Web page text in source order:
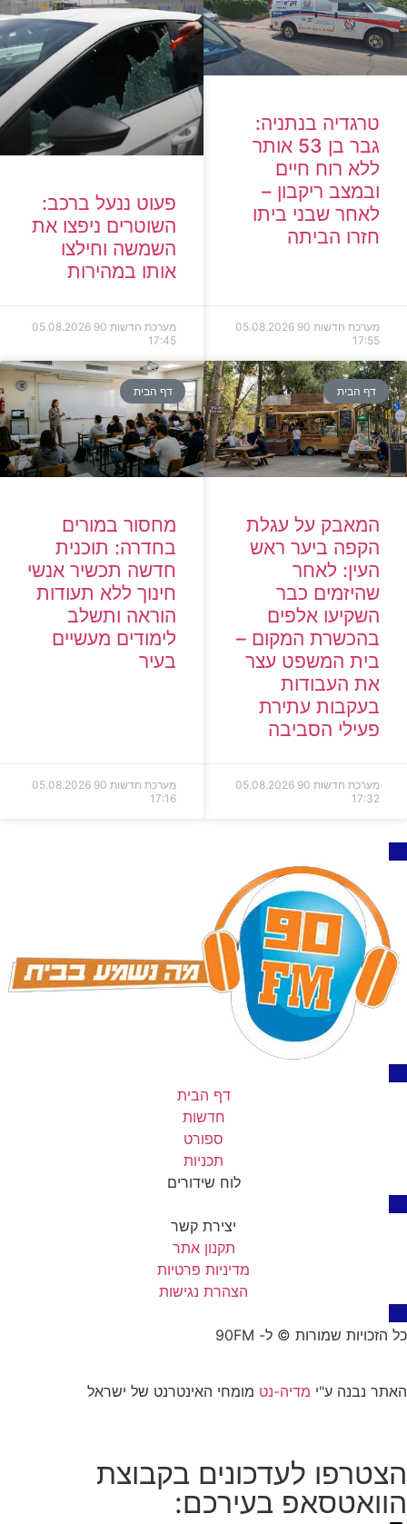
טרגדיה בנתניה:
גבר בן 53 אותר
ללא רוח חיים
ובמצב ריקבון –
לאחר שבני ביתו
חזרו הביתה
מערכת חדשות 90
05.08.2026
17:55
פעוט ננעל ברכב:
השוטרים ניפצו את
השמשה וחילצו
אותו במהירות
מערכת חדשות 90
05.08.2026
17:45
דף הבית
המאבק על עגלת
הקפה ביער ראש
העין: לאחר
שהיזמים כבר
השקיעו אלפים
בהכשרת המקום –
בית המשפט עצר
את העבודות
בעקבות עתירת
פעילי הסביבה
מערכת חדשות 90
05.08.2026
17:32
דף הבית
מחסור במורים
בחדרה: תוכנית
חדשה תכשיר אנשי
חינוך ללא תעודות
הוראה ותשלב
לימודים מעשיים
בעיר
מערכת חדשות 90
05.08.2026
17:16
דף הבית
חדשות
ספורט
תכניות
לוח שידורים
יצירת קשר
תקנון אתר
מדיניות פרטיות
הצהרת נגישות
כל הזכויות שמורות © ל- 90FM
האתר נבנה ע"י מדיה-נט מומחי האינטרנט של ישראל
הצטרפו לעדכונים בקבוצת
הוואטסאפ בעירכם: